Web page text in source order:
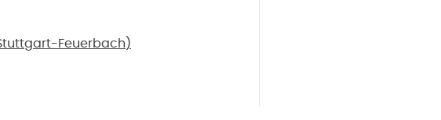
Feuerbach )